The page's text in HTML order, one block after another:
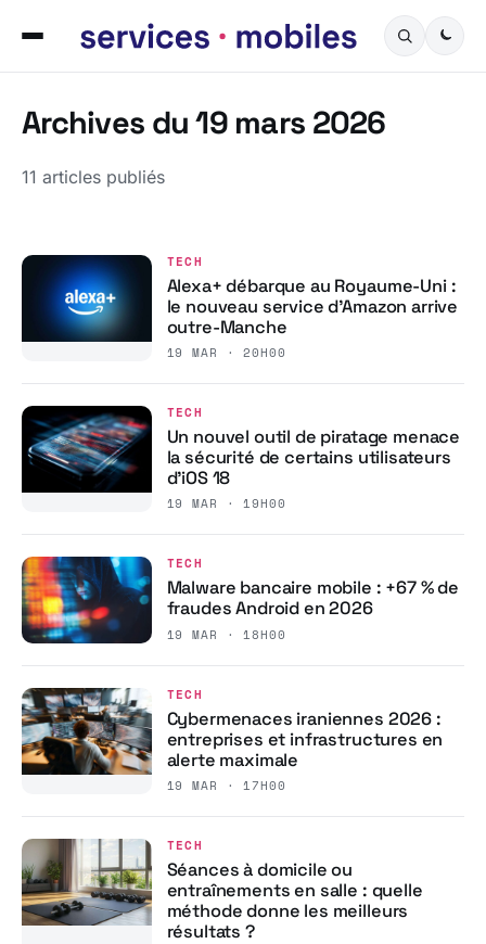
Archives du 19 mars 2026
11 articles publiés
TECH
Alexa+ débarque au Royaume-Uni :
le nouveau service d’Amazon arrive
outre-Manche
19 MAR · 20H00
TECH
Un nouvel outil de piratage menace
la sécurité de certains utilisateurs
d’iOS 18
19 MAR · 19H00
TECH
Malware bancaire mobile : +67 % de
fraudes Android en 2026
19 MAR · 18H00
TECH
Cybermenaces iraniennes 2026 :
entreprises et infrastructures en
alerte maximale
19 MAR · 17H00
TECH
Séances à domicile ou
entraînements en salle : quelle
méthode donne les meilleurs
résultats ?